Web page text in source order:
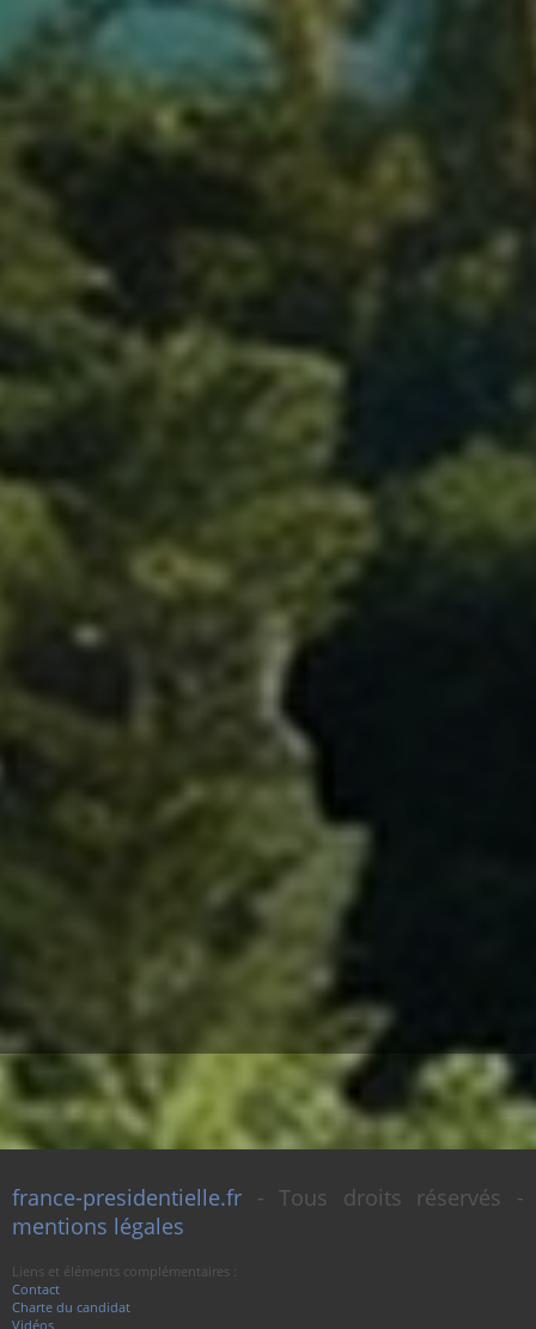
france-presidentielle.fr - Tous droits réservés -
mentions légales
Liens et éléments complémentaires :
Contact
Charte du candidat
Vidéos